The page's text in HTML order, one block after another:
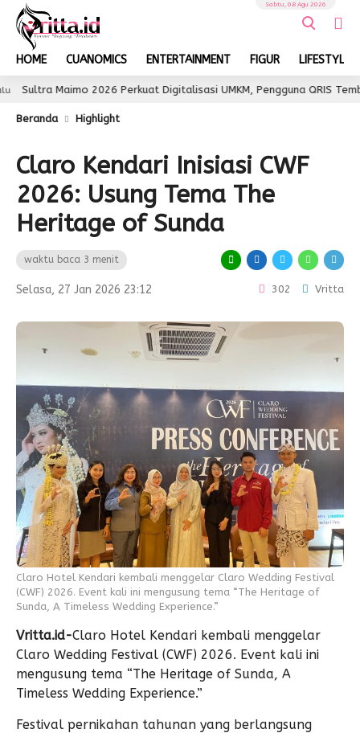
HOME CUANOMICS ENTERTAINMENT FIGUR LIFESTYLE
Sabtu, 08 Agu 2026
2026 Perkuat Digitalisasi UMKM, Pengguna QRIS Tembus 350
Beranda Highlight
Claro Kendari Inisiasi CWF
2026: Usung Tema The
Heritage of Sunda
waktu baca 3 menit
Selasa, 27 Jan 2026 23:12 302 Vritta
Claro Hotel Kendari kembali menggelar Claro Wedding Festival
(CWF) 2026. Event kali ini mengusung tema “The Heritage of
Sunda, A Timeless Wedding Experience.”
Vritta.id-Claro Hotel Kendari kembali menggelar
Claro Wedding Festival (CWF) 2026. Event kali ini
mengusung tema “The Heritage of Sunda, A
Timeless Wedding Experience.”
Festival pernikahan tahunan yang berlangsung